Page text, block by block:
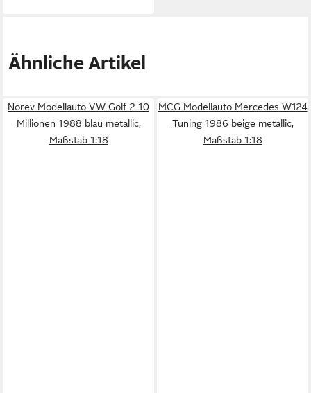
Ähnliche Artikel
Norev Modellauto VW Golf 2 10
Millionen 1988 blau metallic,
Maßstab 1:18
MCG Modellauto Mercedes W124
Tuning 1986 beige metallic,
Maßstab 1:18